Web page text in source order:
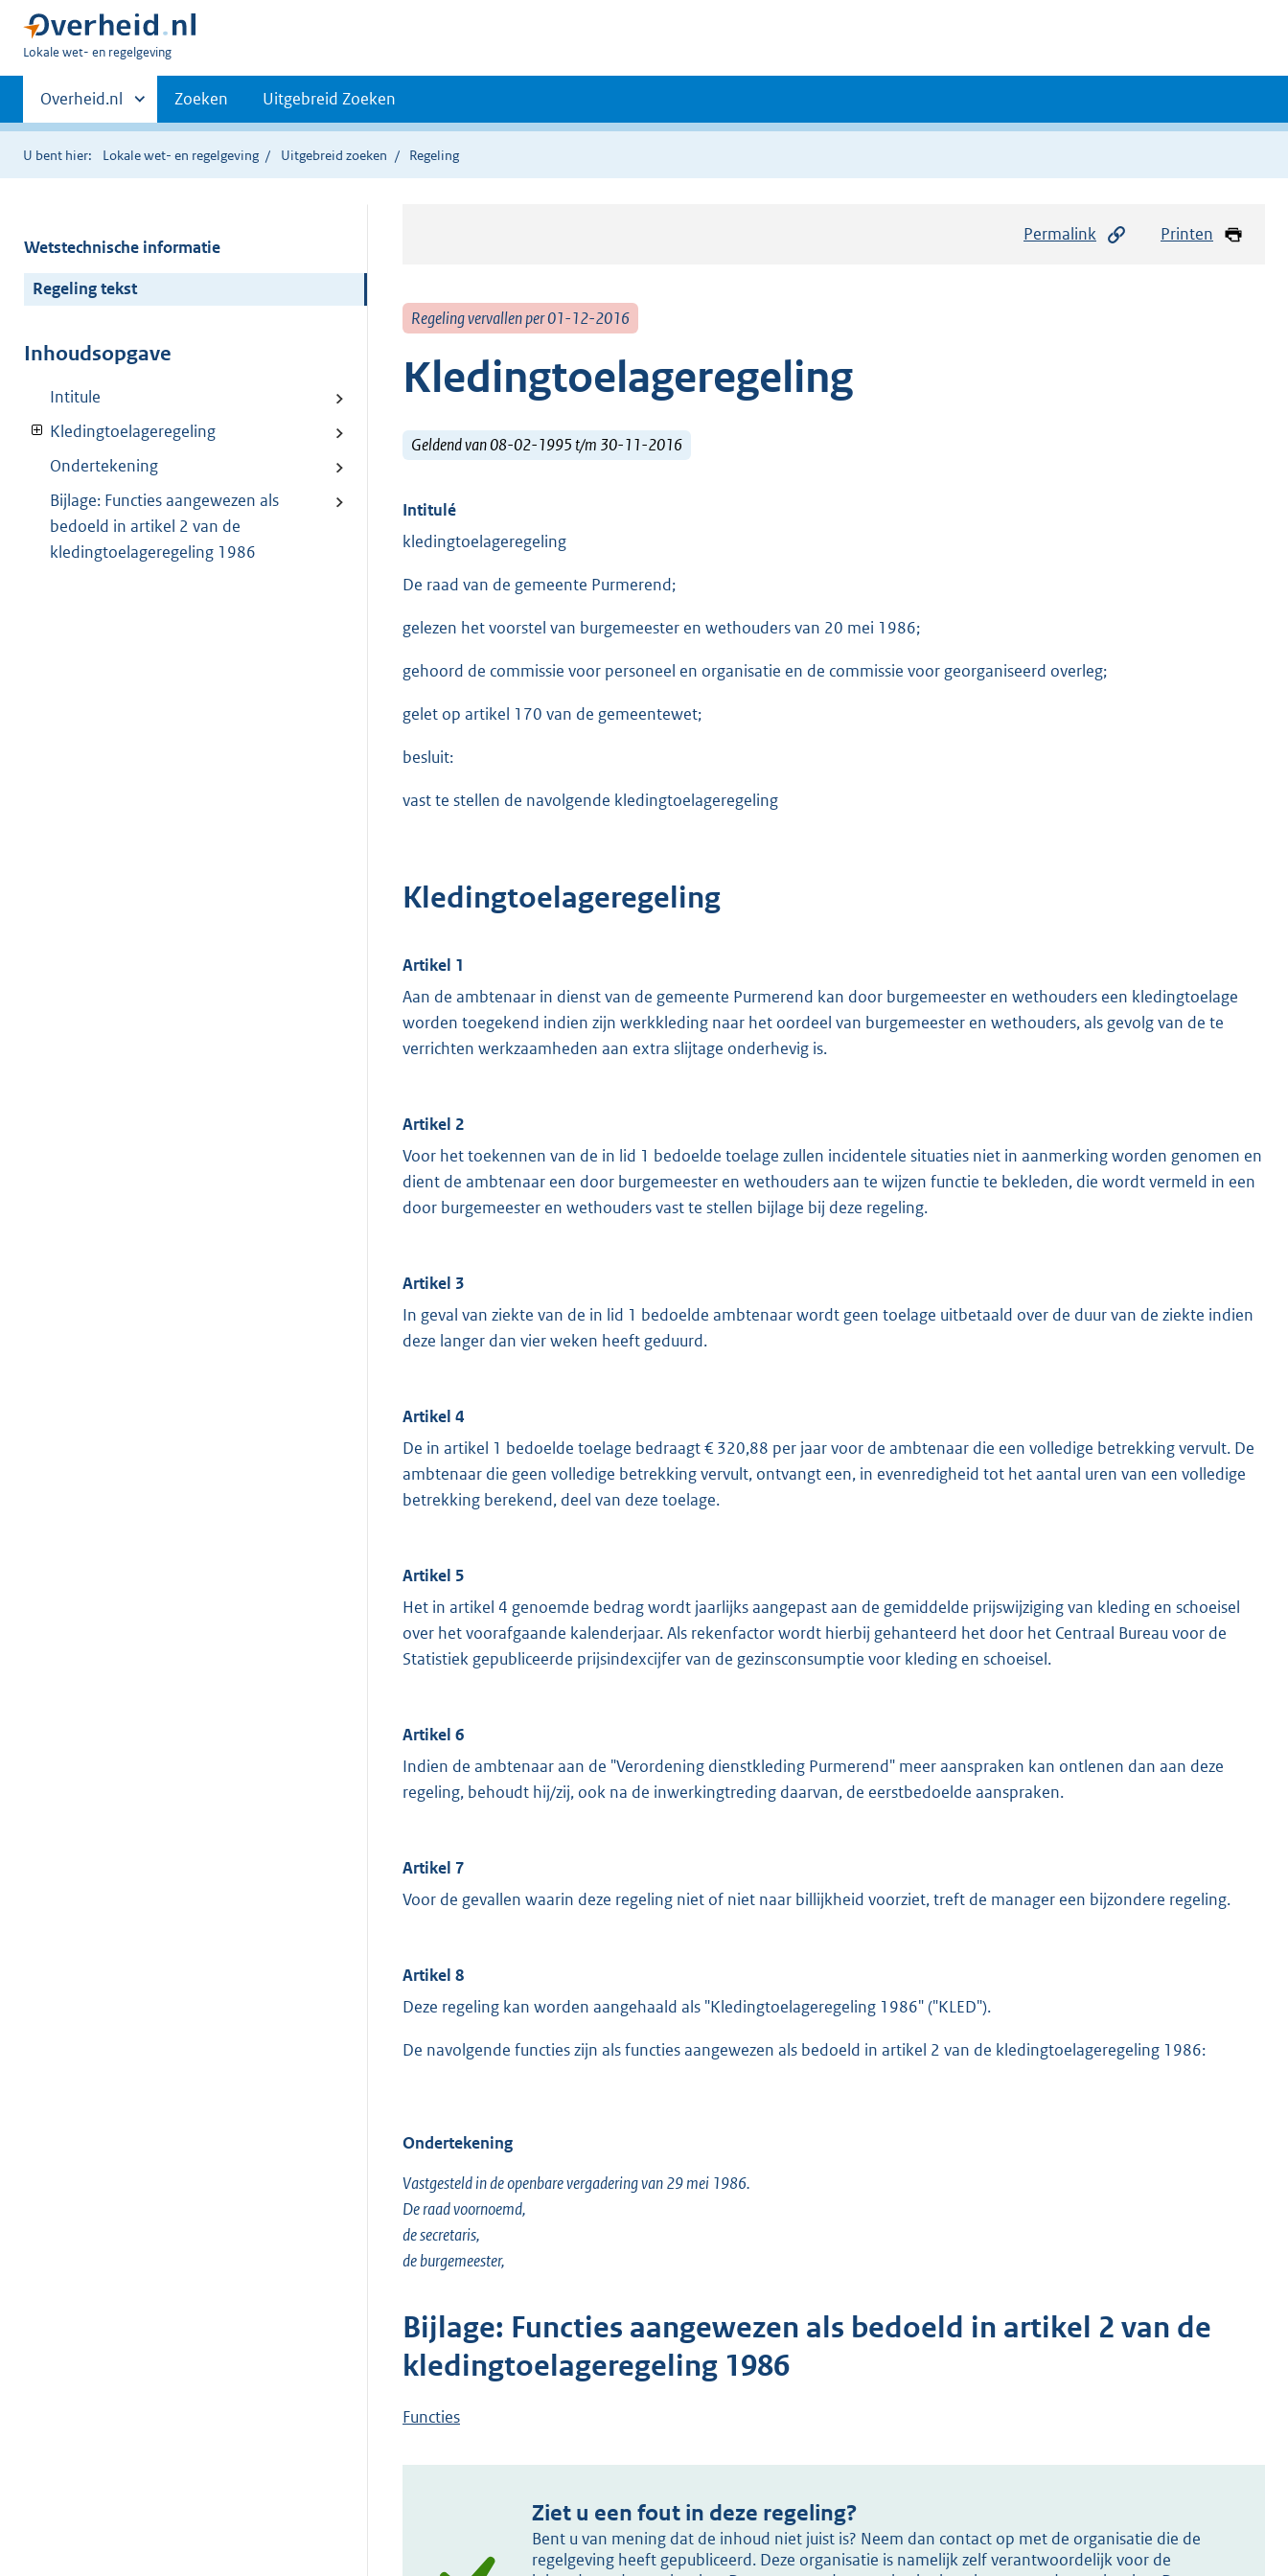
U
hier:
Lokale wet- en regelgeving
Primaire
navigatie
Andere
sites
binnen
Overheid.nl Zoeken Uitgebreid Zoeken
U bent hier: Lokale wet- en regelgeving Uitgebreid zoeken Regeling
Wetstechnische informatie
Regeling tekst
Inhoudsopgave
Intitule
Kledingtoelageregeling
Ondertekening
Bijlage: Functies aangewezen als
bedoeld in artikel 2 van de
kledingtoelageregeling 1986
Permalink Printen
Regeling vervallen per 01-12-2016
Kledingtoelageregeling
Geldend van 08-02-1995 t/m 30-11-2016
Intitulé
kledingtoelageregeling
De raad van de gemeente Purmerend;
gelezen het voorstel van burgemeester en wethouders van 20 mei 1986;
gehoord de commissie voor personeel en organisatie en de commissie voor georganiseerd overleg;
gelet op artikel 170 van de gemeentewet;
besluit:
vast te stellen de navolgende kledingtoelageregeling
Kledingtoelageregeling
Artikel 1
Aan de ambtenaar in dienst van de gemeente Purmerend kan door burgemeester en wethouders een kledingtoelage
worden toegekend indien zijn werkkleding naar het oordeel van burgemeester en wethouders, als gevolg van de te
verrichten werkzaamheden aan extra slijtage onderhevig is.
Artikel 2
Voor het toekennen van de in lid 1 bedoelde toelage zullen incidentele situaties niet in aanmerking worden genomen en
dient de ambtenaar een door burgemeester en wethouders aan te wijzen functie te bekleden, die wordt vermeld in een
door burgemeester en wethouders vast te stellen bijlage bij deze regeling.
Artikel 3
In geval van ziekte van de in lid 1 bedoelde ambtenaar wordt geen toelage uitbetaald over de duur van de ziekte indien
deze langer dan vier weken heeft geduurd.
Artikel 4
De in artikel 1 bedoelde toelage bedraagt € 320,88 per jaar voor de ambtenaar die een volledige betrekking vervult. De
ambtenaar die geen volledige betrekking vervult, ontvangt een, in evenredigheid tot het aantal uren van een volledige
betrekking berekend, deel van deze toelage.
Artikel 5
Het in artikel 4 genoemde bedrag wordt jaarlijks aangepast aan de gemiddelde prijswijziging van kleding en schoeisel
over het voorafgaande kalenderjaar. Als rekenfactor wordt hierbij gehanteerd het door het Centraal Bureau voor de
Statistiek gepubliceerde prijsindexcijfer van de gezinsconsumptie voor kleding en schoeisel.
Artikel 6
Indien de ambtenaar aan de "Verordening dienstkleding Purmerend" meer aanspraken kan ontlenen dan aan deze
regeling, behoudt hij/zij, ook na de inwerkingtreding daarvan, de eerstbedoelde aanspraken.
Artikel 7
Voor de gevallen waarin deze regeling niet of niet naar billijkheid voorziet, treft de manager een bijzondere regeling.
Artikel 8
Deze regeling kan worden aangehaald als "Kledingtoelageregeling 1986" ("KLED").
De navolgende functies zijn als functies aangewezen als bedoeld in artikel 2 van de kledingtoelageregeling 1986:
Ondertekening
Vastgesteld in de openbare vergadering van 29 mei 1986.
De raad voornoemd,
de secretaris,
de burgemeester,
Bijlage: Functies aangewezen als bedoeld in artikel 2 van de
kledingtoelageregeling 1986
Functies
Ziet u een fout in deze regeling?
Bent u van mening dat de inhoud niet juist is? Neem dan contact op met de organisatie die de
regelgeving heeft gepubliceerd. Deze organisatie is namelijk zelf verantwoordelijk voor de